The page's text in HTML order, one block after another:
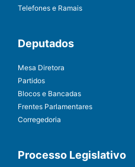
Telefones e Ramais
Deputados
Mesa Diretora
Partidos
Blocos e Bancadas
Frentes Parlamentares
Corregedoria
Processo Legislativo